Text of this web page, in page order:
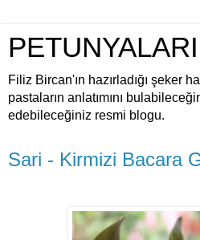
Filiz Bircan'ın hazırladığı şeker
pastaların anlatımını
edebileceğiniz resmi blogu.
Sari - Kirmizi Bacara